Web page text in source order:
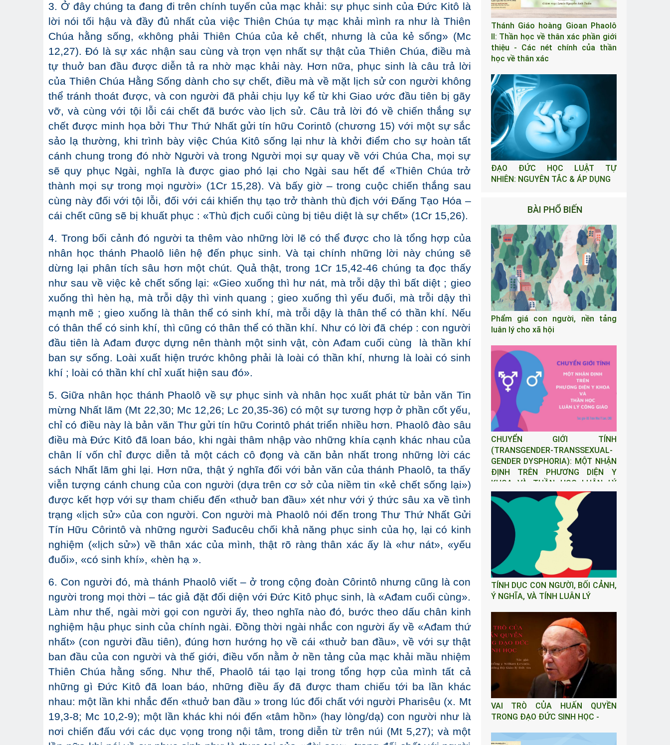
3. Ở đây chúng ta đang đi trên chính tuyến của mạc khải: sự phục sinh của Đức Kitô là
lời nói tối hậu và đầy đủ nhất của việc Thiên Chúa tự mạc khải mình ra như là Thiên
Chúa hằng sống, «không phải Thiên Chúa của kẻ chết, nhưng là của kẻ sống» (Mc
12,27). Đó là sự xác nhận sau cùng và trọn vẹn nhất sự thật của Thiên Chúa, điều mà
tự thuở ban đầu được diễn tả ra nhờ mạc khải này. Hơn nữa, phục sinh là câu trả lời
của Thiên Chúa Hằng Sống dành cho sự chết, điều mà về mặt lịch sử con người không
thể tránh thoát được, và con người đã phải chịu lụy kể từ khi Giao ước đầu tiên bị gãy
vỡ, và cùng với tội lỗi cái chết đã bước vào lịch sử. Câu trả lời đó về chiến thắng sự
chết được minh họa bởi Thư Thứ Nhất gửi tín hữu Corintô (chương 15) với một sự sắc
sảo lạ thường, khi trình bày việc Chúa Kitô sống lại như là khởi điểm cho sự hoàn tất
cánh chung trong đó nhờ Người và trong Người mọi sự quay về với Chúa Cha, mọi sự
sẽ quy phục Ngài, nghĩa là được giao phó lại cho Ngài sau hết để «Thiên Chúa trở
thành mọi sự trong mọi người» (1Cr 15,28). Và bấy giờ – trong cuộc chiến thắng sau
cùng này đối với tội lỗi, đối với cái khiến thụ tạo trở thành thù địch với Đấng Tạo Hóa –
cái chết cũng sẽ bị khuất phục : «Thù địch cuối cùng bị tiêu diệt là sự chết» (1Cr 15,26).
4. Trong bối cảnh đó người ta thêm vào những lời lẽ có thể được cho là tổng hợp của
nhân học thánh Phaolô liên hệ đến phục sinh. Và tại chính những lời này chúng sẽ
dừng lại phân tích sâu hơn một chút. Quả thật, trong 1Cr 15,42-46 chúng ta đọc thấy
như sau về việc kẻ chết sống lại: «Gieo xuống thì hư nát, mà trỗi dậy thì bất diệt ; gieo
xuống thì hèn hạ, mà trỗi dậy thì vinh quang ; gieo xuống thì yếu đuối, mà trỗi dậy thì
mạnh mẽ ; gieo xuống là thân thể có sinh khí, mà trỗi dậy là thân thể có thần khí. Nếu
có thân thể có sinh khí, thì cũng có thân thể có thần khí. Như có lời đã chép : con người
đầu tiên là Ađam được dựng nên thành một sinh vật, còn Ađam cuối cùng là thần khí
ban sự sống. Loài xuất hiện trước không phải là loài có thần khí, nhưng là loài có sinh
khí ; loài có thần khí chỉ xuất hiện sau đó».
5. Giữa nhân học thánh Phaolô về sự phục sinh và nhân học xuất phát từ bản văn Tin
mừng Nhất lãm (Mt 22,30; Mc 12,26; Lc 20,35-36) có một sự tương hợp ở phần cốt yếu,
chỉ có điều này là bản văn Thư gửi tín hữu Corintô phát triển nhiều hơn. Phaolô đào sâu
điều mà Đức Kitô đã loan báo, khi ngài thâm nhập vào những khía cạnh khác nhau của
chân lí vốn chỉ được diễn tả một cách cô đọng và căn bản nhất trong những lời các
sách Nhất lãm ghi lại. Hơn nữa, thật ý nghĩa đối với bản văn của thánh Phaolô, ta thấy
viễn tượng cánh chung của con người (dựa trên cơ sở của niềm tin «kẻ chết sống lại»)
được kết hợp với sự tham chiếu đến «thuở ban đầu» xét như với ý thức sâu xa về tình
trạng «lịch sử» của con người. Con người mà Phaolô nói đến trong Thư Thứ Nhất Gửi
Tín Hữu Côrintô và những người Sađucêu chối khả năng phục sinh của họ, lại có kinh
nghiệm («lịch sử») về thân xác của mình, thật rõ ràng thân xác ấy là «hư nát», «yếu
đuối», «có sinh khí», «hèn hạ ».
6. Con người đó, mà thánh Phaolô viết – ở trong cộng đoàn Côrintô nhưng cũng là con
người trong mọi thời – tác giả đặt đối diện với Đức Kitô phục sinh, là «Ađam cuối cùng».
Làm như thế, ngài mời gọi con người ấy, theo nghĩa nào đó, bước theo dấu chân kinh
nghiệm hậu phục sinh của chính ngài. Đồng thời ngài nhắc con người ấy về «Ađam thứ
nhất» (con người đầu tiên), đúng hơn hướng họ về cái «thuở ban đầu», về với sự thật
ban đầu của con người và thế giới, điều vốn nằm ở nền tảng của mạc khải mầu nhiệm
Thiên Chúa hằng sống. Như thế, Phaolô tái tạo lại trong tổng hợp của mình tất cả
những gì Đức Kitô đã loan báo, những điều ấy đã được tham chiếu tới ba lần khác
nhau: một lần khi nhắc đến «thuở ban đầu » trong lúc đối chất với người Pharisêu (x. Mt
19,3-8; Mc 10,2-9); một lần khác khi nói đến «tâm hồn» (hay lòng/dạ) con người như là
nơi chiến đấu với các dục vọng trong nội tâm, trong diễn từ trên núi (Mt 5,27); và một
Thánh Giáo hoàng Gioan Phaolô
II: Thần học về thân xác phần giới
thiệu - Các nét chính của thần
học về thân xác
ĐẠO ĐỨC HỌC LUẬT TỰ
NHIÊN: NGUYÊN TẮC & ÁP DỤNG
BÀI PHỔ BIẾN
Phẩm giá con người, nền tảng
luân lý cho xã hội
CHUYỂN GIỚI TÍNH
(TRANSGENDER-TRANSSEXUAL-
GENDER DYSPHORIA): MỘT NHẬN
ĐỊNH TRÊN PHƯƠNG DIỆN Y
KHOA VÀ THẦN HỌC LUÂN LÝ
CÔNG GIÁO
TÍNH DỤC CON NGƯỜI, BỐI CẢNH,
Ý NGHĨA, VÀ TÍNH LUÂN LÝ
VAI TRÒ CỦA HUẤN QUYỀN
TRONG ĐẠO ĐỨC SINH HỌC -